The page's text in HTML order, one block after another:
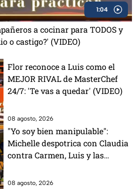
1:04
a cocinar para TODOS y
o castigo?' (VIDEO)
Flor reconoce a Luis como el
MEJOR RIVAL de MasterChef
24/7: 'Te vas a quedar' (VIDEO)
08 agosto, 2026
"Yo soy bien manipulable":
Michelle despotrica con Claudia
contra Carmen, Luis y las
(VIDEO)
08 agosto, 2026